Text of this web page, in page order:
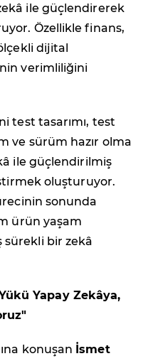
ile güçlendirerek
Özellikle finans,
dijital
verimliliğini
test tasarımı, test
ve sürüm hazır olma
ile güçlendirilmiş
oluşturuyor.
sonunda
ürün yaşam
bir zekâ
Yapay Zekâya,
konuşan İsmet